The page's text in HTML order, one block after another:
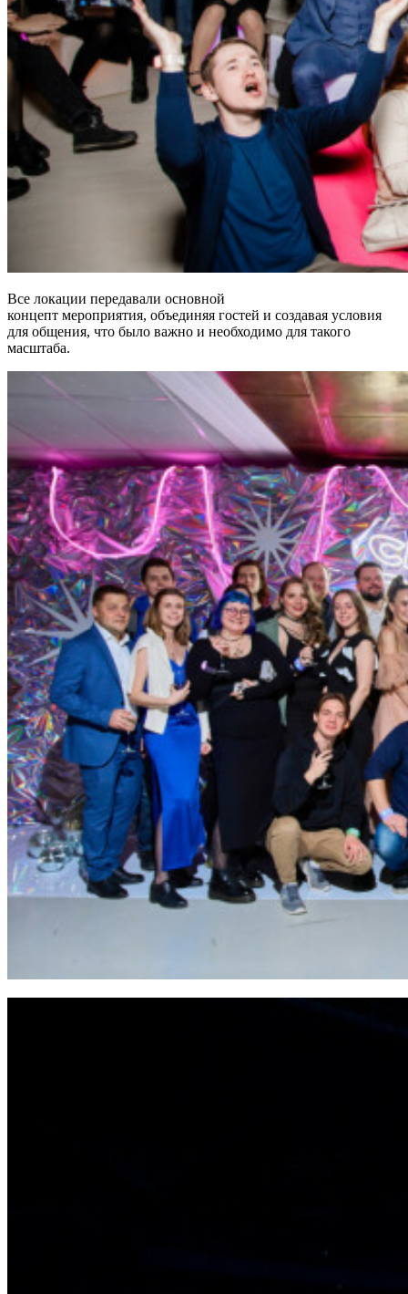
Все локации передавали основной
концепт мероприятия, объединяя гостей и создавая условия
для общения, что было важно и необходимо для такого
масштаба.